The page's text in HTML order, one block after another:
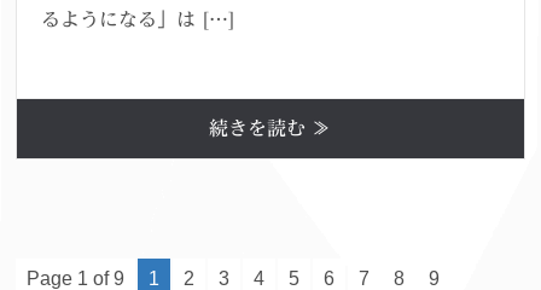
るようになる」は […]
続きを読む ≫
Page 1 of 9 1 2 3 4 5 6 7 8 9